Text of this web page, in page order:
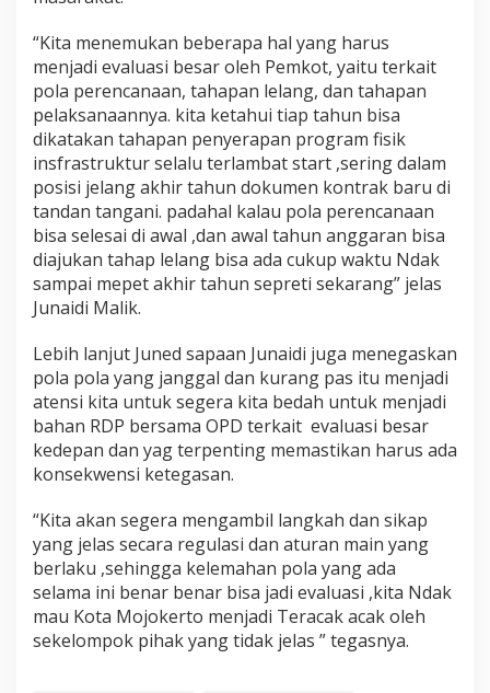
“Kita menemukan beberapa hal yang harus
menjadi evaluasi besar oleh Pemkot, yaitu terkait
pola perencanaan, tahapan lelang, dan tahapan
pelaksanaannya. kita ketahui tiap tahun bisa
dikatakan tahapan penyerapan program fisik
insfrastruktur selalu terlambat start ,sering dalam
posisi jelang akhir tahun dokumen kontrak baru di
tandan tangani. padahal kalau pola perencanaan
bisa selesai di awal ,dan awal tahun anggaran bisa
diajukan tahap lelang bisa ada cukup waktu Ndak
sampai mepet akhir tahun sepreti sekarang” jelas
Junaidi Malik.
Lebih lanjut Juned sapaan Junaidi juga menegaskan
pola pola yang janggal dan kurang pas itu menjadi
atensi kita untuk segera kita bedah untuk menjadi
bahan RDP bersama OPD terkait evaluasi besar
kedepan dan yag terpenting memastikan harus ada
konsekwensi ketegasan.
“Kita akan segera mengambil langkah dan sikap
yang jelas secara regulasi dan aturan main yang
berlaku ,sehingga kelemahan pola yang ada
selama ini benar benar bisa jadi evaluasi ,kita Ndak
mau Kota Mojokerto menjadi Teracak acak oleh
sekelompok pihak yang tidak jelas ” tegasnya.